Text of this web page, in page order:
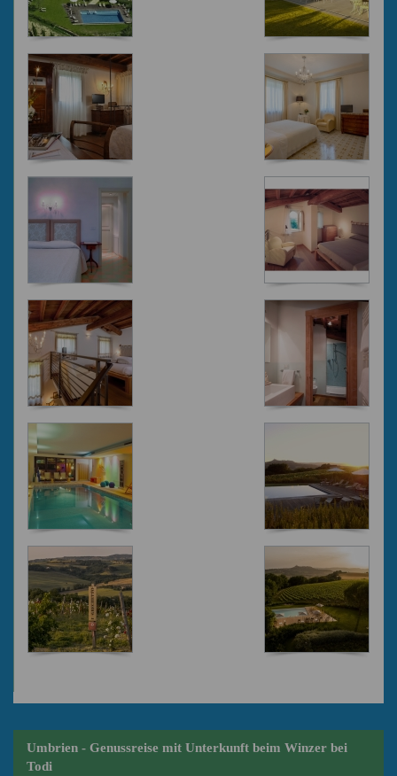
Umbrien - Genussreise mit Unterkunft beim Winzer bei
Todi